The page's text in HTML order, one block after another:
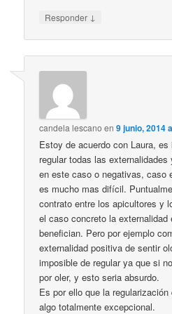
Responder ↓
candela lescano en9 junio, 2014
Estoy de acuerdo con Laura,
regular todas las
en este caso o negativas, caso
es mucho mas difícil.
contrato entre los apicultores y
el caso concreto la
benefician. Pero por ejemplo
externalidad positiva de sentir
imposible de regular ya que si
por oler, y esto seria absurdo.
Es por ello que la
algo totalmente excepcional.